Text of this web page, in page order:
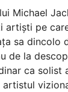
Michael
artiști pe
sa dincolo
de la
ca solist
artistul